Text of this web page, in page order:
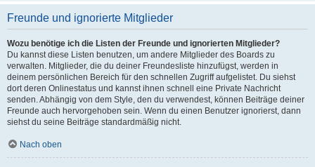
Freunde und ignorierte Mitglieder
Wozu benötige ich die Listen der Freunde und ignorierten Mitglieder?
Du kannst diese Listen benutzen, um andere Mitglieder des Boards zu
verwalten. Mitglieder, die du deiner Freundesliste hinzufügst, werden in
deinem persönlichen Bereich für den schnellen Zugriff aufgelistet. Du siehst
dort deren Onlinestatus und kannst ihnen schnell eine Private Nachricht
senden. Abhängig von dem Style, den du verwendest, können Beiträge deiner
Freunde auch hervorgehoben sein. Wenn du einen Benutzer ignorierst, dann
siehst du seine Beiträge standardmäßig nicht.
Nach oben